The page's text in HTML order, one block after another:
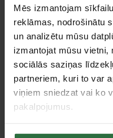
Mēs izmantojam
reklāmas, nodrošinātu
un analizētu mūsu
izmantojat mūsu vietni,
sociālās saziņas
partneriem, kuri to var
viņiem sniedzat vai ko
pakalpojumus.
Liepāja, Zemnieku iela
Tie, kas apskatīja šo
Failed to load product
Apskatītie produkti